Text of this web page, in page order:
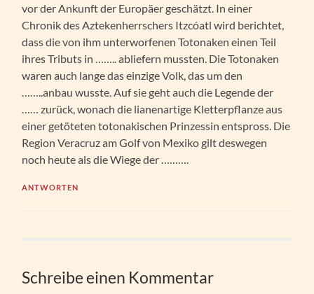
vor der Ankunft der Europäer geschätzt. In einer
Chronik des Aztekenherrschers Itzcóatl wird berichtet,
dass die von ihm unterworfenen Totonaken einen Teil
ihres Tributs in …….. abliefern mussten. Die Totonaken
waren auch lange das einzige Volk, das um den
……..anbau wusste. Auf sie geht auch die Legende der
…… zurück, wonach die lianenartige Kletterpflanze aus
einer getöteten totonakischen Prinzessin entspross. Die
Region Veracruz am Golf von Mexiko gilt deswegen
noch heute als die Wiege der ……….
ANTWORTEN
Schreibe einen Kommentar